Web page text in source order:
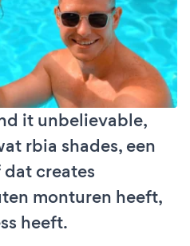
it unbelievable,
rbia shades, een
creates
monturen heeft,
heeft.